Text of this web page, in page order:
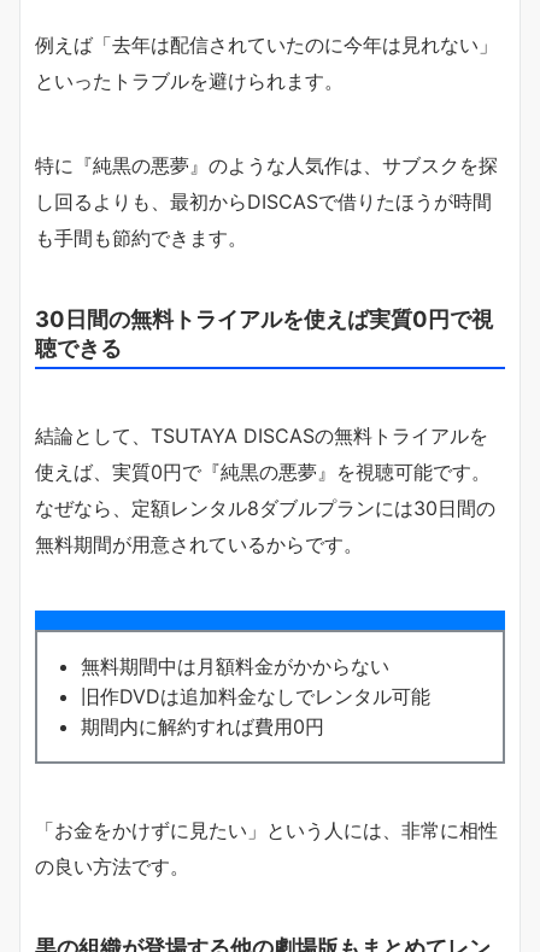
例えば「去年は配信されていたのに今年は見れない」
といったトラブルを避けられます。
特に『純黒の悪夢』のような人気作は、サブスクを探
し回るよりも、最初からDISCASで借りたほうが時間
も手間も節約できます。
30日間の無料トライアルを使えば実質0円で視
聴できる
結論として、TSUTAYA DISCASの無料トライアルを
使えば、実質0円で『純黒の悪夢』を視聴可能です。
なぜなら、定額レンタル8ダブルプランには30日間の
無料期間が用意されているからです。
無料期間中は月額料金がかからない
旧作DVDは追加料金なしでレンタル可能
期間内に解約すれば費用0円
「お金をかけずに見たい」という人には、非常に相性
の良い方法です。